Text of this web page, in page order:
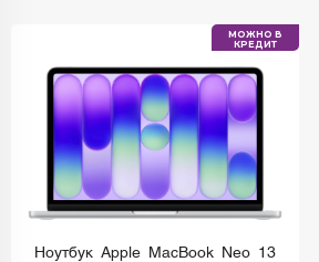
МОЖНО В
КРЕДИТ
Ноутбук Apple MacBook Neo 13